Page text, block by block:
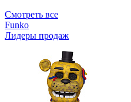
Смотреть все
Funko
Лидеры продаж